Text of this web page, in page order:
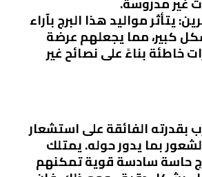
يتأثر مواليد هذا البرج بآراء
كبير، مما يجعلهم عرضة
خاطئة بناءً على نصائح غير
بقدرته الفائقة على استشعار
بما يدور حوله. يمتلك
حاسة سادسة قوية تمكنهم